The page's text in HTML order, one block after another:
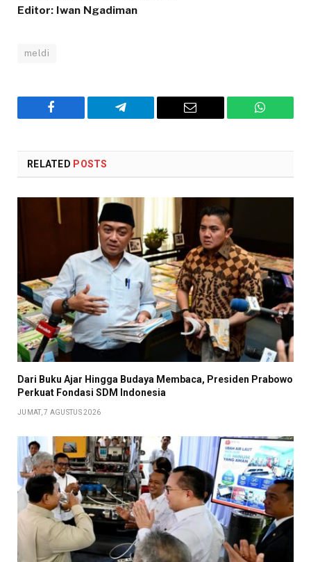
Editor: Iwan Ngadiman
meldi
Facebook Telegram Email
RELATED POSTS
Dari Buku Ajar Hingga Budaya Membaca, Presiden Prabowo
Perkuat Fondasi SDM Indonesia
JUMAT, 7 AGUSTUS 2026